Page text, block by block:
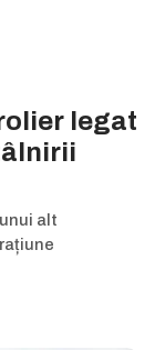
legat
alt